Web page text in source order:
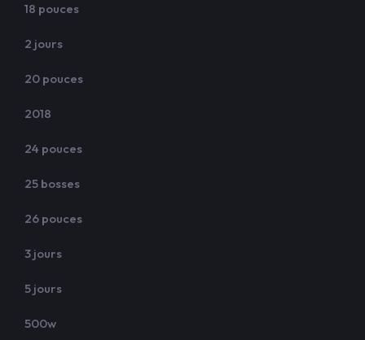
18 pouces
2 jours
20 pouces
2018
24 pouces
25 bosses
26 pouces
3 jours
5 jours
500w